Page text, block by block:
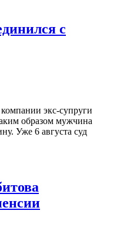
с
экс-супруги
образом мужчина
Уже 6 августа суд